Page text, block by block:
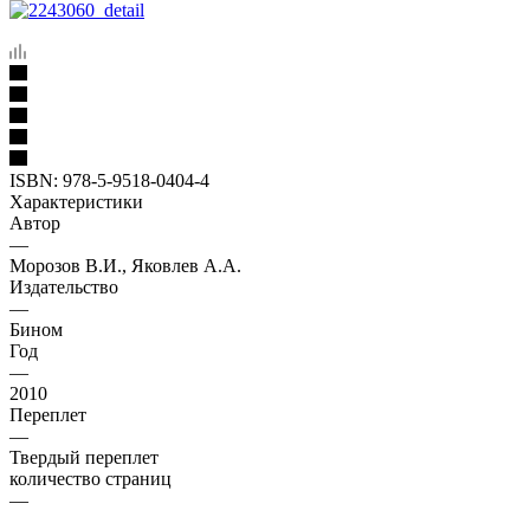
ISBN: 978-5-9518-0404-4
Характеристики
Автор
—
Морозов В.И., Яковлев А.А.
Издательство
—
Бином
Год
—
2010
Переплет
—
Твердый переплет
количество страниц
—